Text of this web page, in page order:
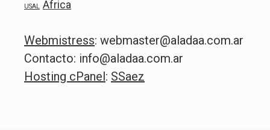
USAL África
Webmistress: webmaster@aladaa.com.ar
Contacto: info@aladaa.com.ar
Hosting cPanel: SSaez